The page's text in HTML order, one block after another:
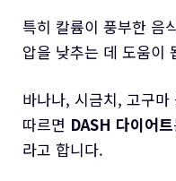
특히 칼륨이 풍부한 음
압을 낮추는 데 도움이
바나나, 시금치, 고구
따르면 DASH 다이어트
라고 합니다.